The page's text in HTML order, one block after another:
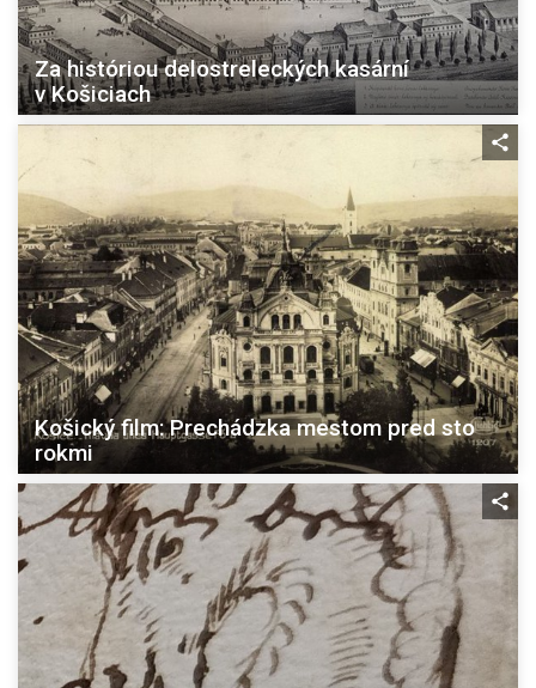
Za históriou delostreleckých kasární
v Košiciach
Košický film: Prechádzka mestom pred sto
rokmi